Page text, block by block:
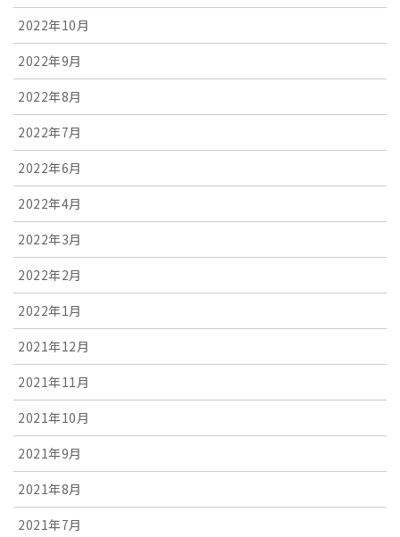
2022年10月
2022年9月
2022年8月
2022年7月
2022年6月
2022年4月
2022年3月
2022年2月
2022年1月
2021年12月
2021年11月
2021年10月
2021年9月
2021年8月
2021年7月